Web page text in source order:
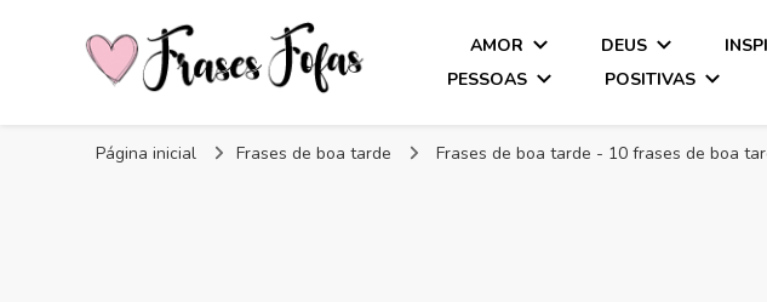
Frases Fofas
AMOR DEUS
PESSOAS
POSITIVAS
Página inicial Frases de boa tarde Frases de boa tarde - 10 frases de boa